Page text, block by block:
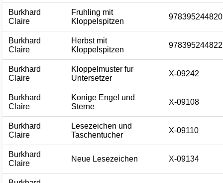
Burkhard
Claire
Fruhling mit
Kloppelspitzen
Burkhard
Claire
Herbst mit
Kloppelspitzen
Burkhard
Claire
Kloppelmuster fur
Untersetzer
X-09242
Burkhard
Claire
Konige Engel und
Sterne
X-09108
Burkhard
Claire
Lesezeichen und
Taschentucher
X-09110
Burkhard
Claire
Neue Lesezeichen X-09134